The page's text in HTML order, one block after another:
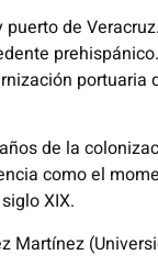
de
portuaria
de la
como el
XIX.
Martínez